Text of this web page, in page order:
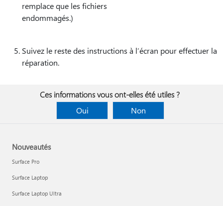
remplace que les fichiers
endommagés.)
Suivez le reste des instructions à l’écran pour effectuer la
réparation.
Ces informations vous ont-elles été utiles ?
Oui
Non
Nouveautés
Surface Pro
Surface Laptop
Surface Laptop Ultra